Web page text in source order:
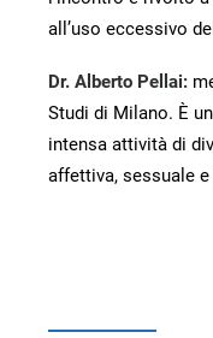
all’uso eccessivo
Dr. Alberto Pellai:
Studi di Milano. È
intensa attività di
affettiva, sessuale